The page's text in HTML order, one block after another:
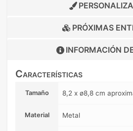
PRÓXIMAS
INFORMACIÓN
Características
Tamaño 8,2 x ø8,8 cm
Material Metal